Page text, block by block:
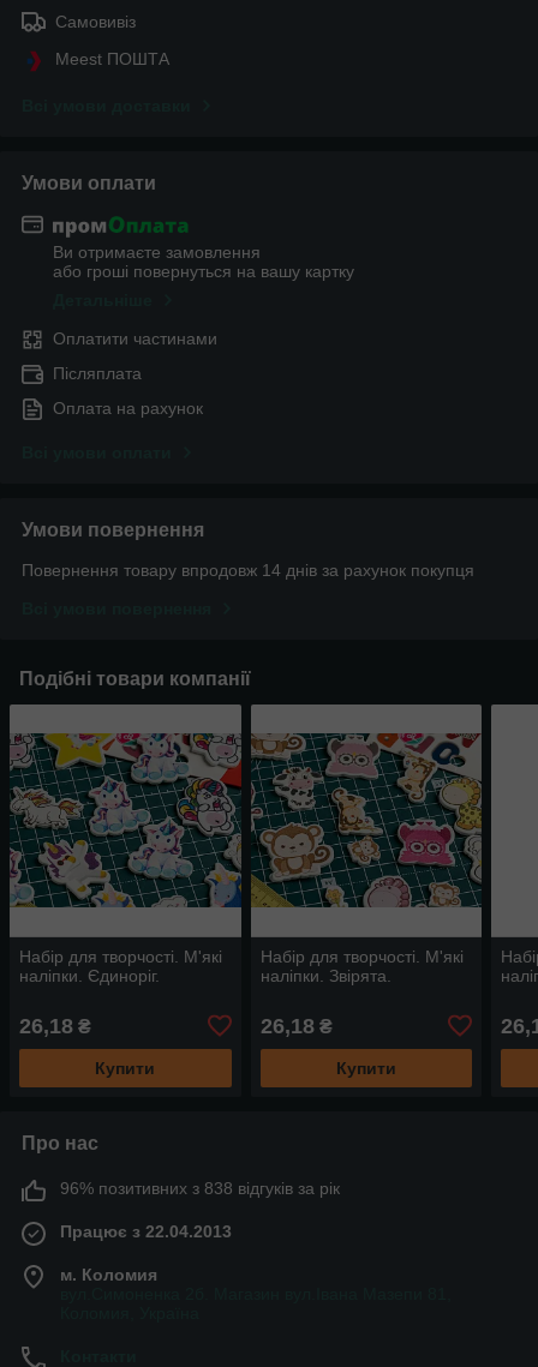
Самовивіз
Meest ПОШТА
Умови оплати
Ви отримаєте замовлення
або гроші повернуться на вашу картку
Оплатити частинами
Післяплата
Оплата на рахунок
Умови повернення
Повернення товару впродовж 14 днів за рахунок покупця
Подібні товари компанії
Набір для творчості. М'які
наліпки. Єдиноріг.
26,18 ₴
Купити
Набір для творчості. М'які
наліпки. Звірята.
26,18₴
Купити
Про нас
96% позитивних з 838 відгуків за рік
Працює з 22.04.2013
м. Коломия